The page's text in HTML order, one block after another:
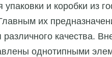
упаковки и коробки из
их
различного качества.
однотипными